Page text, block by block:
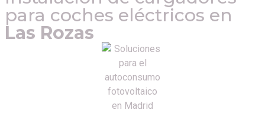
para coches eléctricos en
Las Rozas